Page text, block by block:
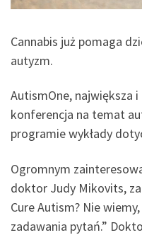
Cannabis już pomaga
autyzm.
AutismOne, największa
konferencja na temat
programie wykłady
Ogromnym
doktor Judy Mikovits,
Cure Autism? Nie
zadawania pytań.”